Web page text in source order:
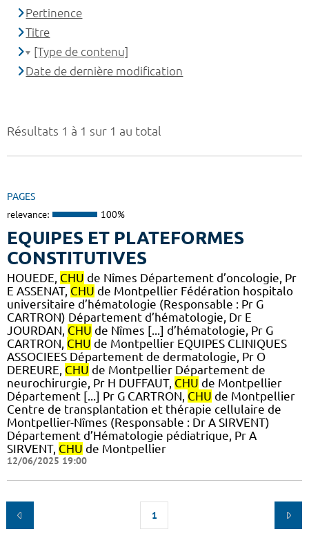
Résultats 1 à 1 sur 1 au total
PAGES
relevance: 100%
EQUIPES ET PLATEFORMES
CONSTITUTIVES
HOUEDE, CHU de Nîmes Département d’oncologie, Pr
E ASSENAT, CHU de Montpellier Fédération hospitalo
universitaire d’hématologie (Responsable : Pr G
CARTRON) Département d’hématologie, Dr E
JOURDAN, CHU de Nîmes [...] d’hématologie, Pr G
CARTRON, CHU de Montpellier EQUIPES CLINIQUES
ASSOCIEES Département de dermatologie, Pr O
DEREURE, CHU de Montpellier Département de
neurochirurgie, Pr H DUFFAUT, CHU de Montpellier
Département [...] Pr G CARTRON, CHU de Montpellier
Centre de transplantation et thérapie cellulaire de
Montpellier-Nîmes (Responsable : Dr A SIRVENT)
Département d’Hématologie pédiatrique, Pr A
SIRVENT, CHU de Montpellier
12/06/2025 19:00
1
Pertinence
Titre
[Type de contenu]
Date de dernière modification